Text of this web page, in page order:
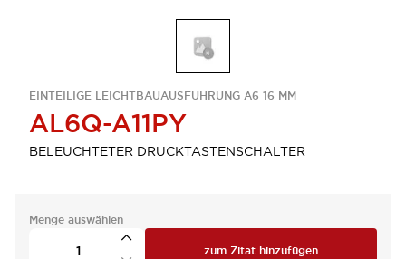
EINTEILIGE LEICHTBAUAUSFÜHRUNG A6 16 MM
AL6Q-A11PY
BELEUCHTETER DRUCKTASTENSCHALTER
Menge auswählen
zum Zitat hinzufügen